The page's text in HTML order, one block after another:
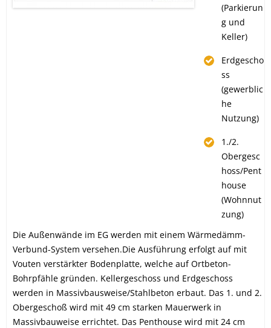
(Parkierun
g und
Keller)
Erdgescho
ss
(gewerblic
he
Nutzung)
1./2.
Obergesc
hoss/Pent
house
(Wohnnut
zung)
Die Außenwände im EG werden mit einem Wärmedämm-
Verbund-System versehen.Die Ausführung erfolgt auf mit
Vouten verstärkter Bodenplatte, welche auf Ortbeton-
Bohrpfähle gründen. Kellergeschoss und Erdgeschoss
werden in Massivbausweise/Stahlbeton erbaut. Das 1. und 2.
Obergeschoß wird mit 49 cm starken Mauerwerk in
Massivbauweise errichtet. Das Penthouse wird mit 24 cm